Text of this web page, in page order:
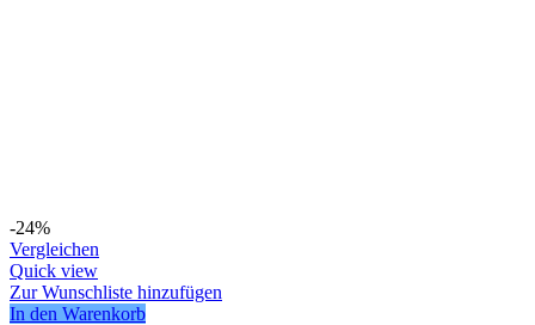
-24%
Vergleichen
Quick view
Zur Wunschliste hinzufügen
In den Warenkorb